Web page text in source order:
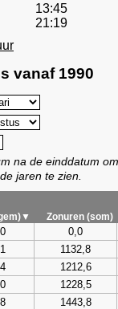
13:45
21:19
vanaf 1990
na de einddatum
jaren te zien.
Zonuren (som)
0,0
1132,8
1212,6
1228,5
1443,8